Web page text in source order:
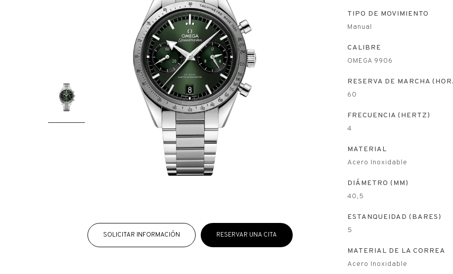
SOLICITAR INFORMACIÓN RESERVAR UNA CITA
TIPO DE MOVIMIENTO
Manual
CALIBRE
OMEGA 9906
RESERVA DE MARCHA
60
FRECUENCIA (HERTZ)
4
MATERIAL
Acero Inoxidable
DIÁMETRO (MM)
40,5
ESTANQUEIDAD (BARES)
5
MATERIAL DE LA CORREA
Acero Inoxidable